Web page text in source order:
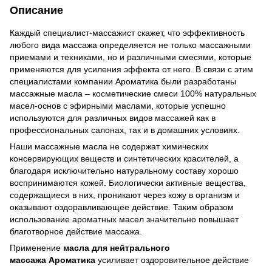
Описание
Каждый специалист-массажист скажет, что эффективность
любого вида массажа определяется не только массажными
приемами и техниками, но и различными смесями, которые
применяются для усиления эффекта от него. В связи с этим
специалистами компании Ароматика были разработаны
массажные масла – косметические смеси 100% натуральных
масел-основ с эфирными маслами, которые успешно
используются для различных видов массажей как в
профессиональных салонах, так и в домашних условиях.
Наши массажные масла не содержат химических
консервирующих веществ и синтетических красителей, а
благодаря исключительно натуральному составу хорошо
воспринимаются кожей. Биологически активные вещества,
содержащиеся в них, проникают через кожу в организм и
оказывают оздоравливающее действие. Таким образом
использование ароматных масел значительно повышает
благотворное действие массажа.
Применение масла для нейтрального
массажа Ароматика усиливает оздоровительное действие